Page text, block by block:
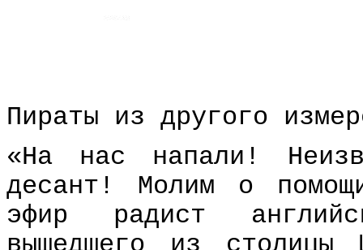
Пираты из другого
«На нас напали!
десант! Молим о
эфир радист